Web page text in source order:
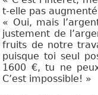
t-elle pas
« Oui, mais
justement de
fruits de notre
puisque toi seul
1600 €, tu ne
C’est impossible! »